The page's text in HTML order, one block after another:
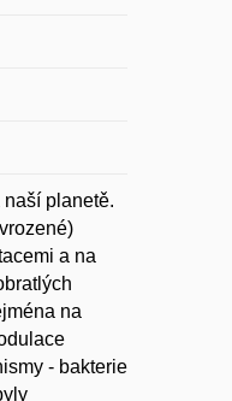
planetě.
a na
na
- bakterie